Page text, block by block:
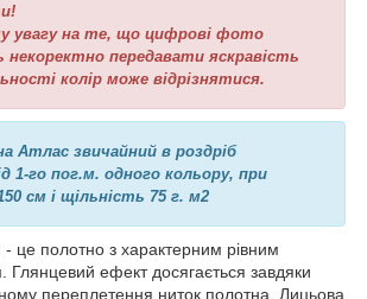
увагу на те, що цифрові фото
передавати яскравість
колір може відрізнятися.
Атлас звичайний в роздріб
1-го пог.м. одного кольору, при
см і щільність 75 г. м2
- це полотно з характерним рівним
Глянцевий ефект досягається завдяки
переплетення ниток полотна. Лицьова